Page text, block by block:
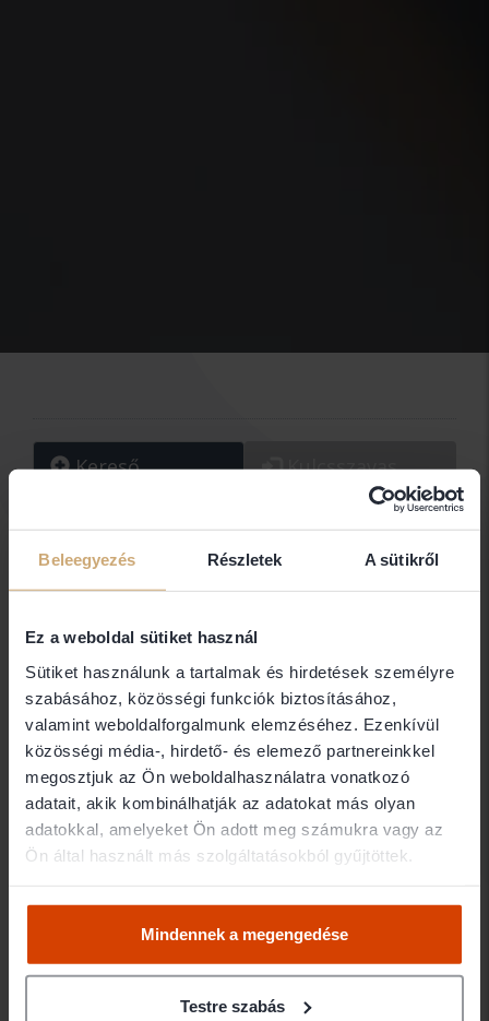
Beleegyezés Részletek A sütikről
Ez a weboldal sütiket használ
Sütiket használunk a tartalmak és hirdetések személyre
szabásához, közösségi funkciók biztosításához,
valamint weboldalforgalmunk elemzéséhez. Ezenkívül
közösségi média-, hirdető- és elemező partnereinkkel
megosztjuk az Ön weboldalhasználatra vonatkozó
adatait, akik kombinálhatják az adatokat más olyan
adatokkal, amelyeket Ön adott meg számukra vagy az
Ön által használt más szolgáltatásokból gyűjtöttek.
Mindennek a megengedése
Testre szabás
Kereső
Kulcsszavas
Ügyvédkereső
/ Adócsalás 2087 ügyvéd
teszt
teszt
1161 Budapest
Thurzóné Dr. Vogel
Barbara
VOGEL ÜGYVÉDI IRODA
1022 Budapest